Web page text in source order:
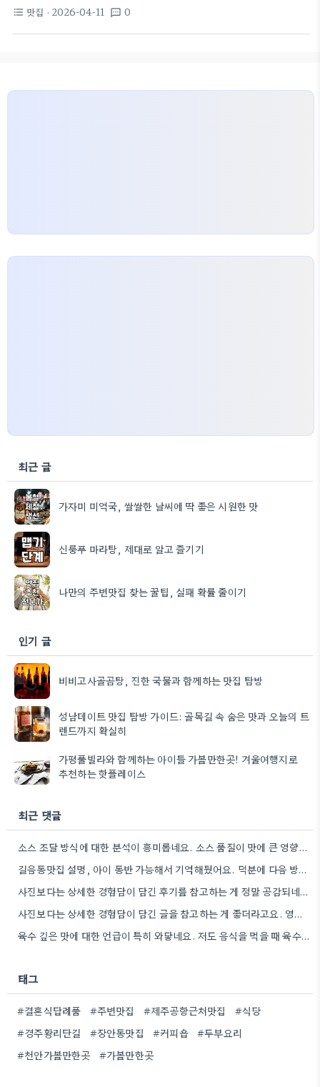
국을 떠올릴 때 소고기나 해산물을 주로 생각하지만,
저는 특히 4월 무렵의 가자미 미역국을 빼놓을 수 없
format_list_bulleted 맛집 · 2026-04-11 textsms 0
최근 글
가자미 미역국, 쌀쌀한 날씨에 딱 좋은 시원한 맛
신룽푸 마라탕, 제대로 알고 즐기기
나만의 주변맛집 찾는 꿀팁, 실패 확률 줄이기
인기 글
비비고사골곰탕, 진한 국물과 함께하는 맛집 탐방
성남데이트 맛집 탐방 가이드: 골목길 속 숨은 맛과 오늘의 트
렌드까지 확실히
가평풀빌라와 함께하는 아이들 가볼만한곳! 겨울여행지로
추천하는 핫플레이스
최근 댓글
소스 조달 방식에 대한 분석이 흥미롭네요. 소스 품질이 맛에 큰 영향을 주니까, 브랜드 선택할 때…
길음동맛집 설명, 아이 동반 가능해서 기억해뒀어요. 덕분에 다음 방문할 때 훨씬 수월할 것 같아요.
사진보다는 상세한 경험담이 담긴 후기를 참고하는 게 정말 공감되네요. 특히 어떤 점이 좋았고 아쉬웠는지 구체적으로…
사진보다는 상세한 경험담이 담긴 글을 참고하는 게 좋더라고요. 영화 상영회 경험이 기억에 남는다는 점이 흥미롭네요.
육수 깊은 맛에 대한 언급이 특히 와닿네요. 저도 음식을 먹을 때 육수의 깊은 맛을 중요하게…
태그
#결혼식답례품 #주변맛집 #제주공항근처맛집
#식당
#경주황리단길
#장안동맛집 #커피숍
#두부요리
#천안가볼만한곳
#가볼만한곳